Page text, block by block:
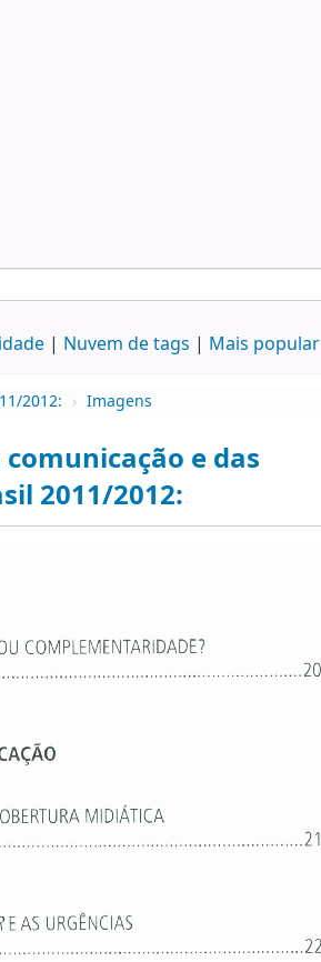
Nuvem de tags Mais popular
2012: › Imagens
e das
2011/2012: